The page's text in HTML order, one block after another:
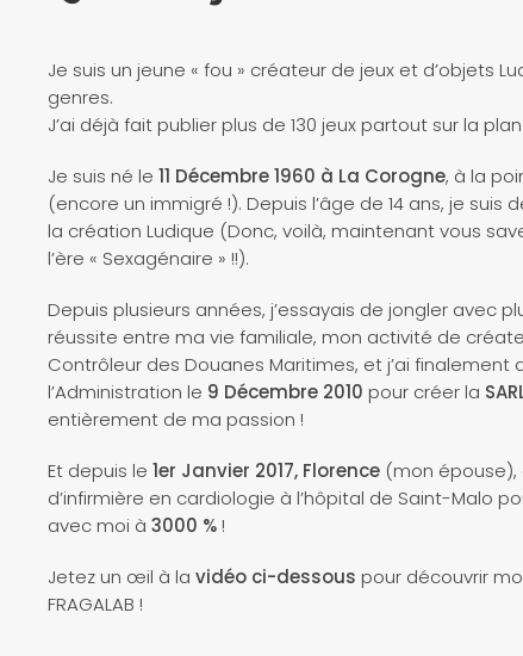
Je suis un jeune « fou » créateur de jeux et d’objets
genres.
J’ai déjà fait publier plus de 130 jeux partout sur la
Je suis né le 11 Décembre1960 à La Corogne, à la
(encore un immigré !). Depuis l’âge de 14 ans, je suis
la création Ludique (Donc, voilà, maintenant vous
l’ère « Sexagénaire » !!).
Depuis plusieurs années, j’essayais de jongler avec
réussite entre ma vie familiale, mon activité de
Contrôleur des Douanes Maritimes, et j’ai
l’Administration le 9 Décembre 2010 pour créer la
entièrement de ma passion !
Et depuis le 1er Janvier 2017, Florence (mon
d’infirmière en cardiologie à l’hôpital de Saint-Malo
avec moi à 3000 % !
Jetez un œil à la vidéo ci-dessous pour découvrir
FRAGALAB !